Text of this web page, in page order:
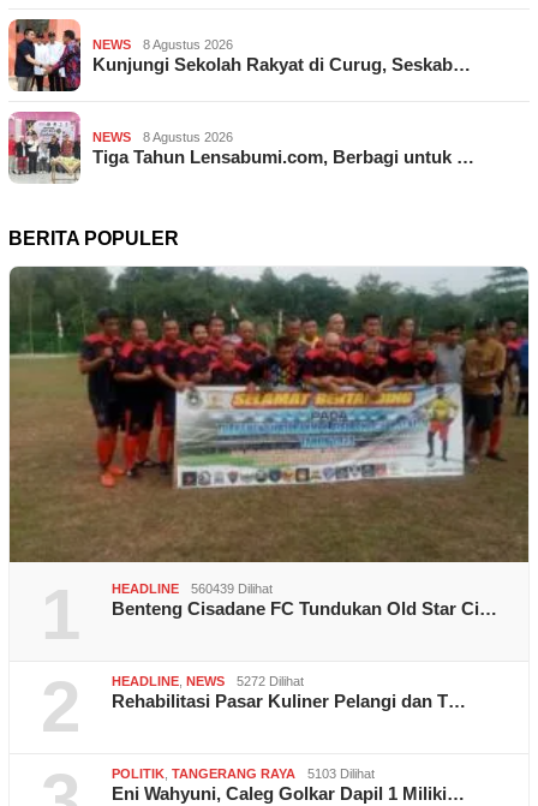
NEWS 8 Agustus 2026
Kunjungi Sekolah Rakyat di Curug, Seskab…
NEWS 8 Agustus 2026
Tiga Tahun Lensabumi.com, Berbagi untuk …
BERITA POPULER
1 HEADLINE 560439 Dilihat
Benteng Cisadane FC Tundukan Old Star Ci…
2 HEADLINE NEWS 5272 Dilihat
Rehabilitasi Pasar Kuliner Pelangi dan T…
POLITIK TANGERANG RAYA 5103 Dilihat
Eni Wahyuni, Caleg Golkar Dapil 1 Miliki…